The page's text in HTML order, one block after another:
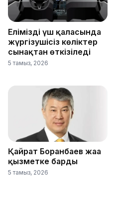
Еліміздің үш қаласында
жүргізушісіз көліктер
сынақтан өткізіледі
5 тамыз, 2026
Қайрат Боранбаев жаңа
қызметке барды
5 тамыз, 2026